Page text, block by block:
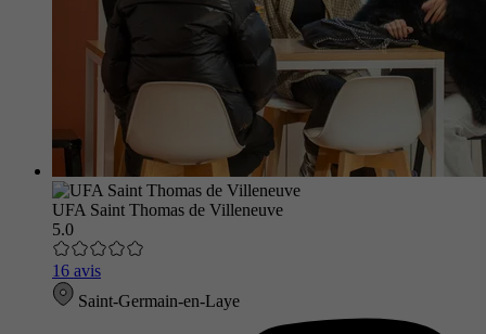
UFA Saint Thomas de Villeneuve
5.0
16 avis
Saint-Germain-en-Laye